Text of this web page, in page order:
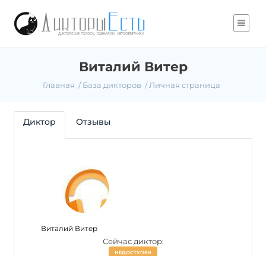
Виталий Витер
Главная База дикторов Личная страница
Диктор Отзывы
Виталий Витер
Сейчас диктор:
НЕДОСТУПЕН